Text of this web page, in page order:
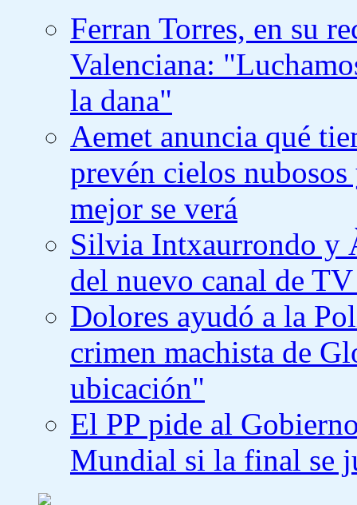
Ferran Torres, en su
Valenciana:
la dana"
Aemet anuncia qué
prevén cielos
mejor se verá
Silvia Intxaurrondo y
del nuevo canal de
Dolores ayudó a la
crimen machista de
ubicación"
El PP pide al
Mundial si la final se